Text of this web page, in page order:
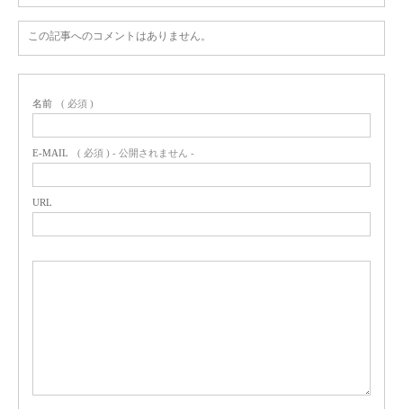
この記事へのコメントはありません。
名前 ( 必須 )
E-MAIL ( 必須 ) - 公開されません -
URL